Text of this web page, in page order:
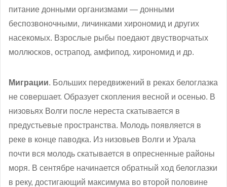
питание донными организмами — донными
беспозвоночными, личинками хирономид и других
насекомых. Взрослые рыбы поедают двустворчатых
моллюсков, острапод, амфипод, хирономид и др.
Миграции. Больших передвижений в реках белоглазка
не совершает. Образует скопления весной и осенью. В
низовьях Волги после нереста скатывается в
предустьевые пространства. Молодь появляется в
реке в конце паводка. Из низовьев Волги и Урала
почти вся молодь скатывается в опресненные районы
моря. В сентябре начинается обратный ход белоглазки
в реку, достигающий максимума во второй половине